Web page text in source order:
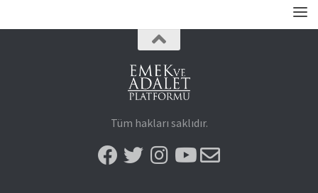
Tüm hakları saklıdır.